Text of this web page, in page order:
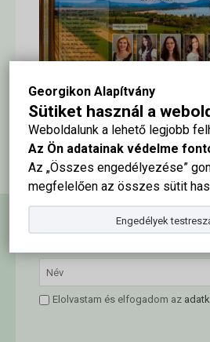
Georgikon Alapítvány
Sütiket használ a
Weboldalunk a lehető legjobb
Az Ön adatainak védelme
Az „Összes engedélyezése”
megfelelően az összes sütit
Engedélyek
2020-ban végzett keszthelyi
Hírlevél feliratkozás
Elolvastam és elfogadom az